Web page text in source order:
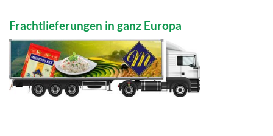
Frachtlieferungen in ganz Europa